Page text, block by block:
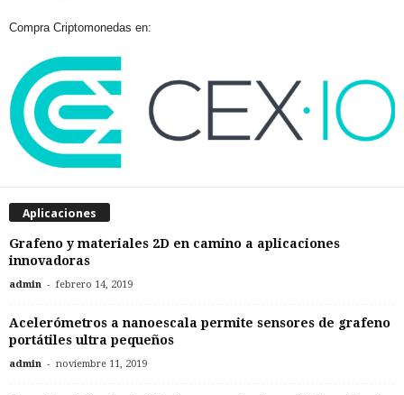
Compra Criptomonedas en:
Aplicaciones
Grafeno y materiales 2D en camino a aplicaciones
innovadoras
admin - febrero 14, 2019
Acelerómetros a nanoescala permite sensores de grafeno
portátiles ultra pequeños
admin - noviembre 11, 2019